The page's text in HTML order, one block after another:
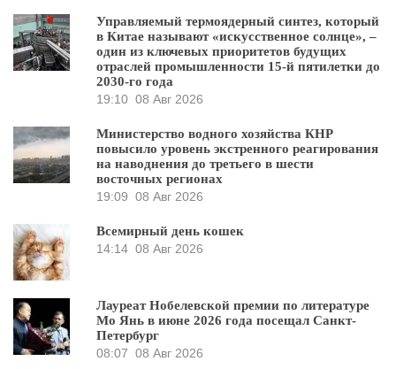
Управляемый термоядерный синтез, который
в Китае называют «искусственное солнце», –
один из ключевых приоритетов будущих
отраслей промышленности 15-й пятилетки до
2030-го года
19:10 08 Авг 2026
Министерство водного хозяйства КНР
повысило уровень экстренного реагирования
на наводнения до третьего в шести
восточных регионах
19:09 08 Авг 2026
Всемирный день кошек
14:14 08 Авг 2026
Лауреат Нобелевской премии по литературе
Мо Янь в июне 2026 года посещал Санкт-
Петербург
08:07 08 Авг 2026